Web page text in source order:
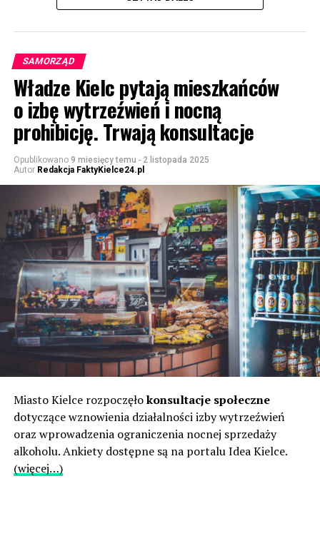
SAMORZĄD
Władze Kielc pytają mieszkańców
o izbę wytrzeźwień i nocną
prohibicję. Trwają konsultacje
Opublikowano 9 miesięcy temu - 2 listopada 2025
Autor Redakcja FaktyKielce24.pl
Miasto Kielce rozpoczęłokonsultacje społeczne
dotyczące wznowienia działalności izby wytrzeźwień
oraz wprowadzenia ograniczenia nocnej sprzedaży
alkoholu. Ankiety dostępne są na portalu Idea Kielce.
(więcej…)